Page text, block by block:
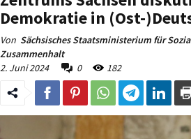
Demokratie in (Ost-
Von Sächsisches Staatsministerium für
Zusammenhalt
2. Juni 2024
0 182